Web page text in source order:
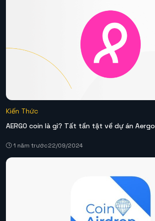
Kiến Thức
AERGO coin là gì? Tất tần tật về dự án Aergo
1 năm trước22/09/2024